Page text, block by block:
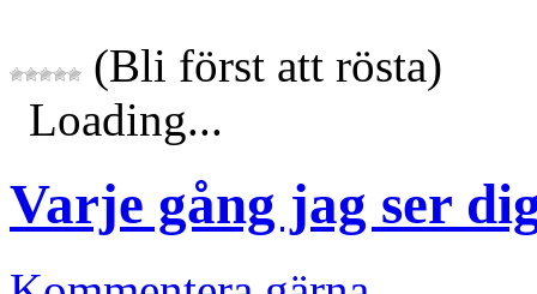
(Bli först att rösta)
Loading...
Varje gång jag ser